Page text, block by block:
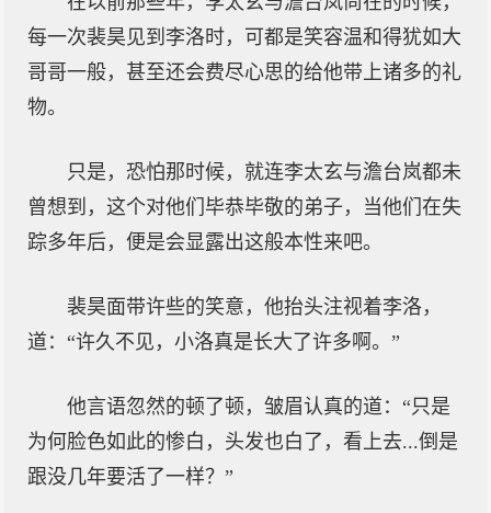
每一次裴昊见到李洛时，可都是笑容温和得犹如大
哥哥一般，甚至还会费尽心思的给他带上诸多的礼
物。
只是，恐怕那时候，就连李太玄与澹台岚都未
曾想到，这个对他们毕恭毕敬的弟子，当他们在失
踪多年后，便是会显露出这般本性来吧。
裴昊面带许些的笑意，他抬头注视着李洛，
道：“许久不见，小洛真是长大了许多啊。”
他言语忽然的顿了顿，皱眉认真的道：“只是
为何脸色如此的惨白，头发也白了，看上去...倒是
跟没几年要活了一样？”